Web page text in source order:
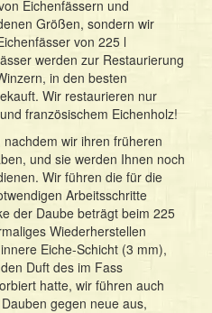
Eichenfässern und
Größen, sondern wir
von 225 l
werden zur Restaurierung
in den besten
Wir restaurieren nur
französischem Eichenholz!
wir ihren früheren
und sie werden Ihnen noch
Wir führen die für die
Arbeitsschritte
der Daube beträgt beim 225
Wiederherstellen
Eiche-Schicht (3 mm),
Duft des im Fass
hatte, wir führen auch
gegen neue aus,